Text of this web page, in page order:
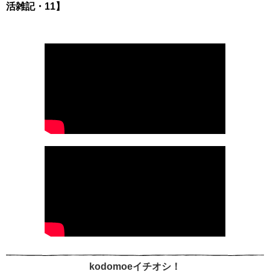
活雑記・11】
kodomoeイチオシ！